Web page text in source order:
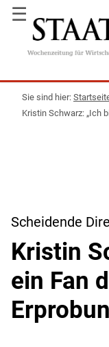
☰
Kristin Schwarz: „Ich
Scheidende
Kristin
ein Fan